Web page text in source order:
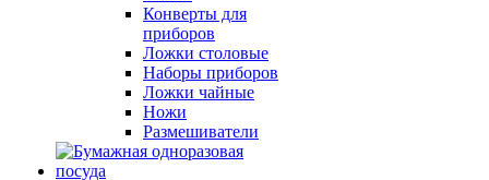
Конверты для
приборов
Ложки столовые
Наборы приборов
Ложки чайные
Ножи
Размешиватели